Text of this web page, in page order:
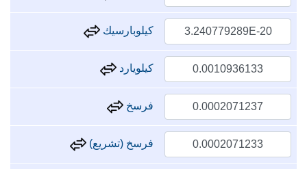
كيلوبارسيك
كيلويارد
فرسخ
فرسخ (تشريع)